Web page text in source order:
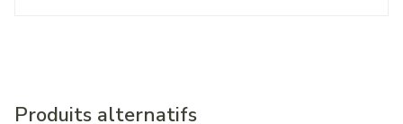
Produits alternatifs